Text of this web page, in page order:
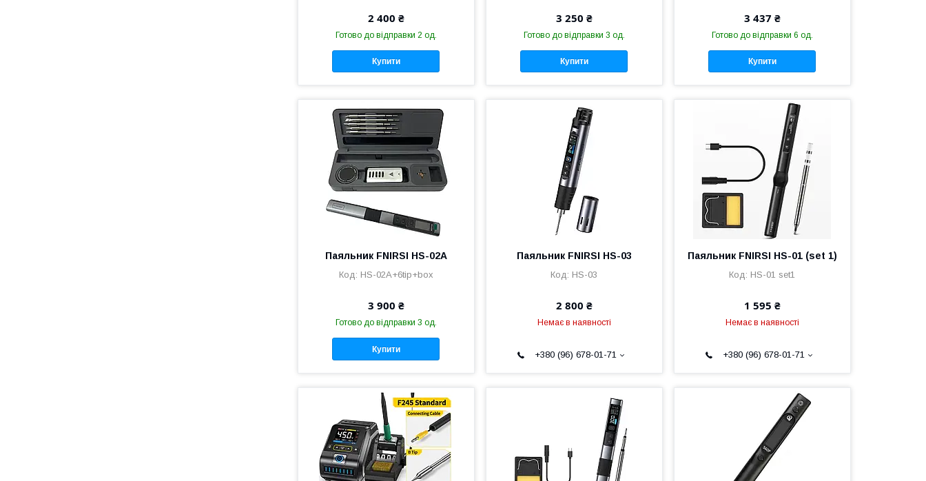
2 400 ₴
Готово до відправки 2 од.
Купити
3 250 ₴
Готово до відправки 3 од.
Купити
3 437 ₴
Готово до відправки 6 од.
Купити
Паяльник FNIRSI HS-02A
HS-02A+6tip+box
3 900 ₴
Готово до відправки 3 од.
Купити
Паяльник FNIRSI HS-03
HS-03
2 800 ₴
Немає в наявності
+380 (96) 678-01-71
Паяльник FNIRSI HS-01 (set 1)
HS-01 set1
1 595 ₴
Немає в наявності
+380 (96) 678-01-71